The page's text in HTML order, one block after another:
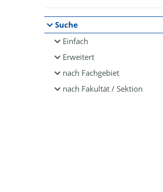
Suche
Einfach
Erweitert
nach Fachgebiet
nach Fakultät / Sektion